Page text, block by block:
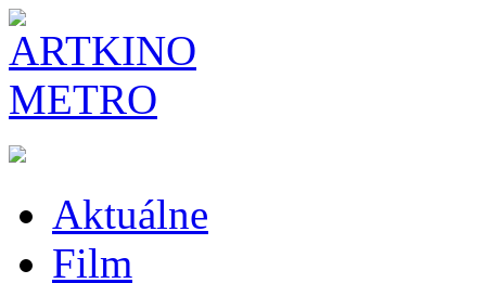
Aktuálne
Film